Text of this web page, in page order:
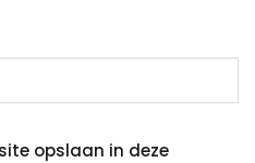
opslaan in deze